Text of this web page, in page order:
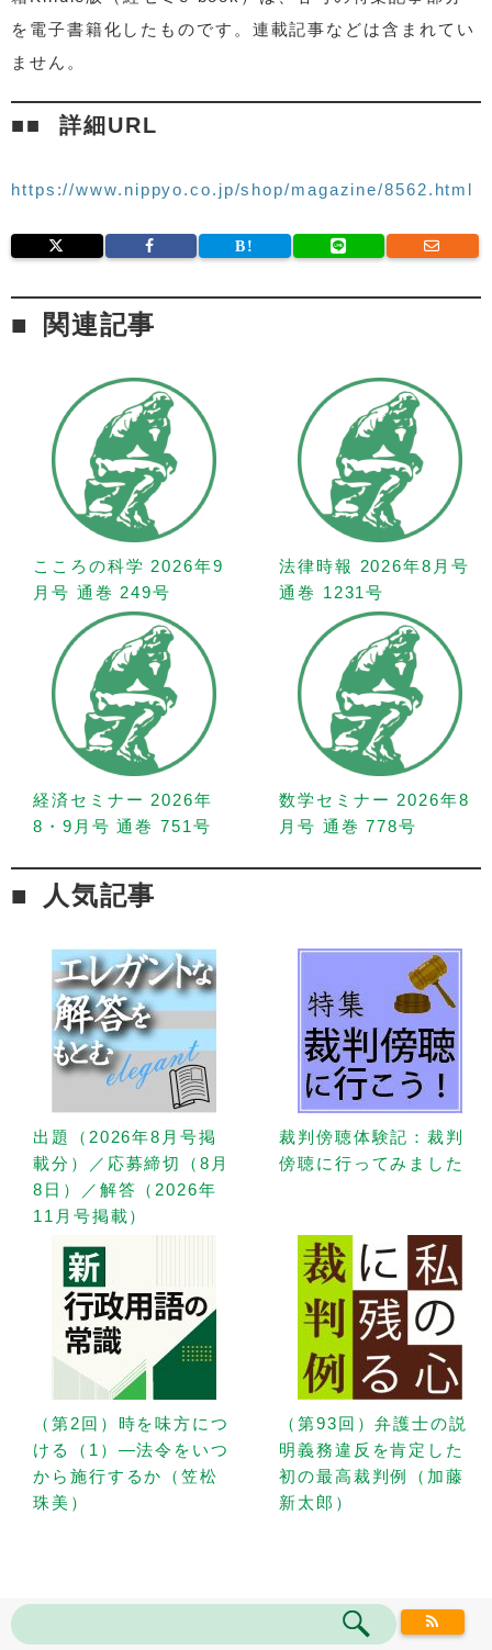
を電子書籍化したものです。連載記事などは含まれてい
ません。
詳細URL
https://www.nippyo.co.jp/shop/magazine/8562.html
関連記事
こころの科学 2026年9
月号 通巻 249号
法律時報 2026年8月号
通巻 1231号
経済セミナー 2026年
8・9月号 通巻 751号
数学セミナー 2026年8
月号 通巻 778号
人気記事
出題（2026年8月号掲
載分）／応募締切（8月
8日）／解答（2026年
11月号掲載）
裁判傍聴体験記：裁判
傍聴に行ってみました
（第2回）時を味方につ
ける（1）—法令をいつ
から施行するか（笠松
珠美）
（第93回）弁護士の説
明義務違反を肯定した
初の最高裁判例（加藤
新太郎）